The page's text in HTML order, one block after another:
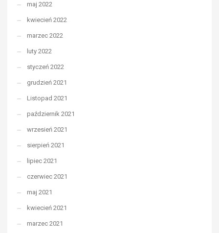
maj 2022
kwiecień 2022
marzec 2022
luty 2022
styczeń 2022
grudzień 2021
Listopad 2021
październik 2021
wrzesień 2021
sierpień 2021
lipiec 2021
czerwiec 2021
maj 2021
kwiecień 2021
marzec 2021